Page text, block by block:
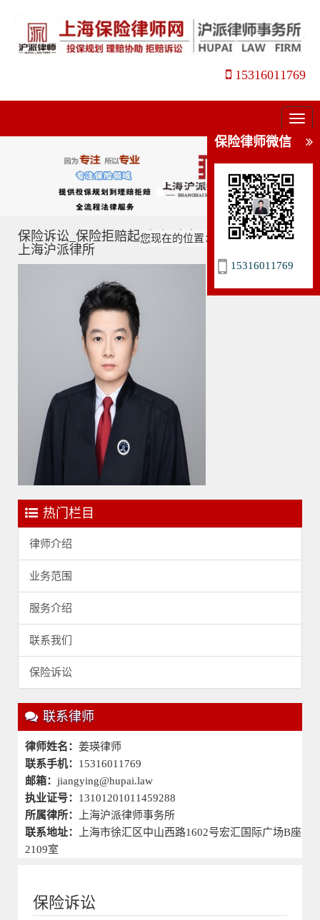
15316011769
菜
单
保险诉讼_保险拒赔起诉_保险官司代理_姜瑛律师_
上海沪派律所
您现在的位置： 主页>保险诉讼>
热门栏目
律师介绍
业务范围
服务介绍
联系我们
保险诉讼
联系律师
律师姓名： 姜瑛律师
联系手机： 15316011769
邮箱： jiangying@hupai.law
执业证号： 13101201011459288
所属律所：
上海沪派律师事务所
联系地址：
上海市徐汇区中山西路1602号宏汇国际广场B座
2109室
保险诉讼
保险律师微信
15316011769